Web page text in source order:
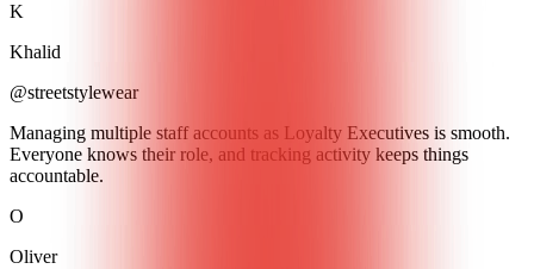
K
Khalid
@streetstylewear
Managing multiple staff accounts as Loyalty Executives is smooth.
Everyone knows their role, and tracking activity keeps things
accountable.
O
Oliver